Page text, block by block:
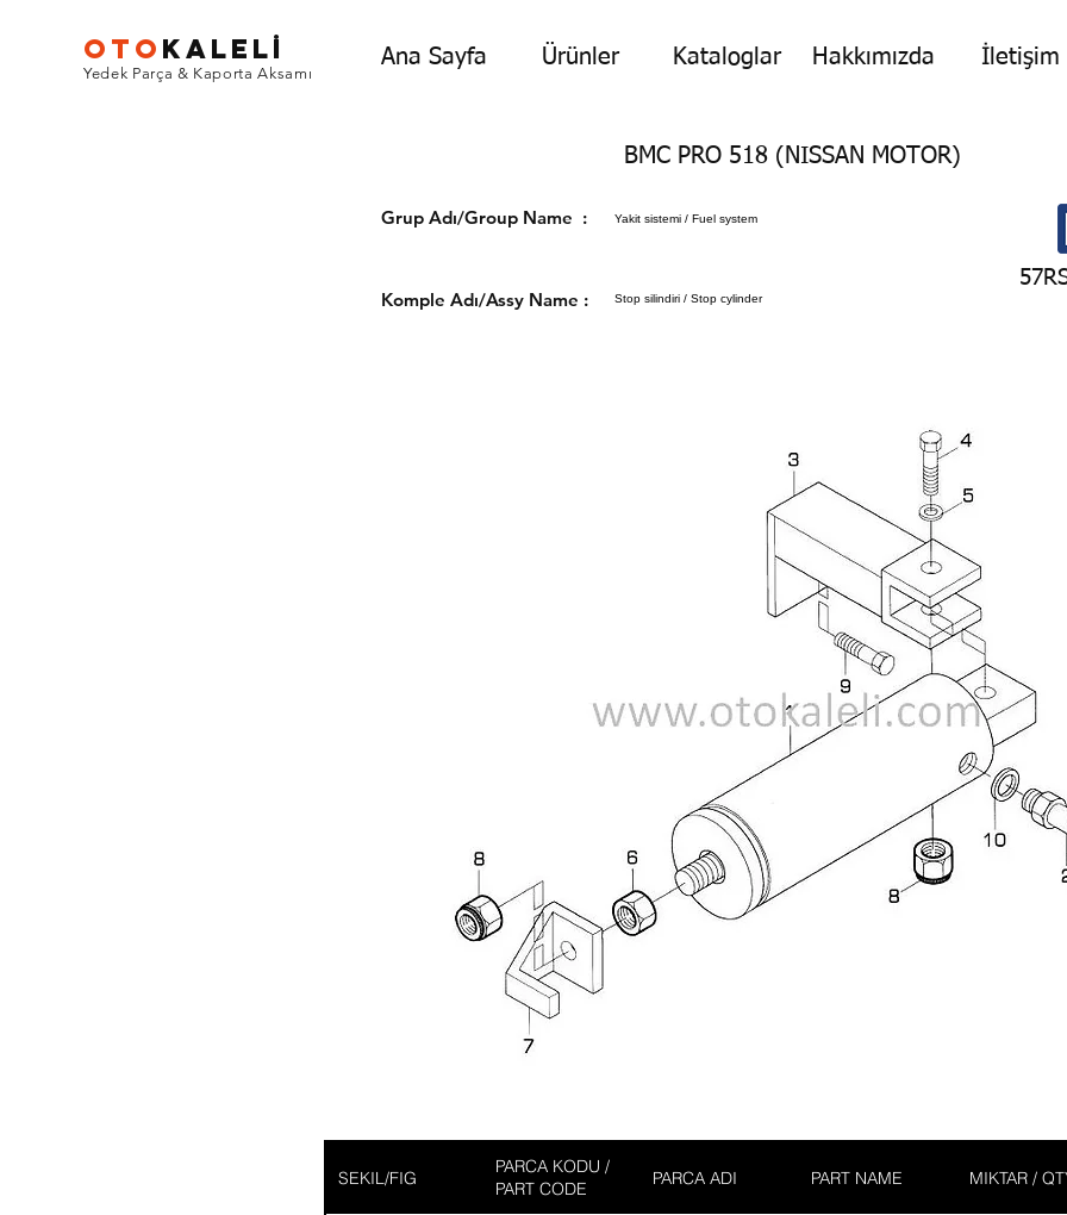
Ana Sayfa Ürünler Kataloglar Hakkımızda İletişim
OTO KALELİ
Yedek Parça & Kaporta Aksamı
BMC PRO 518 (NISSAN MOTOR)
Grup Adı/Group Name :Yakit sistemi / Fuel system
Komple Adı/Assy Name : Stop silindiri / Stop cylinder
SEKIL/FIG
PARCA KODU /
PART CODE
PARCA ADI PART NAME MIKTAR /